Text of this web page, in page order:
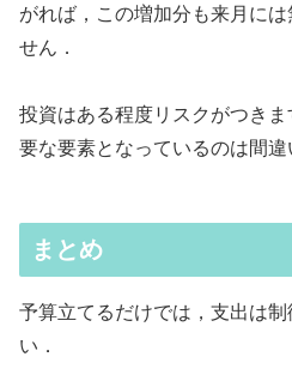
がれば，この増加分も来月に
せん．
投資はある程度リスクがつき
要な要素となっているのは間違
まとめ
予算立てるだけでは，支出は
い．